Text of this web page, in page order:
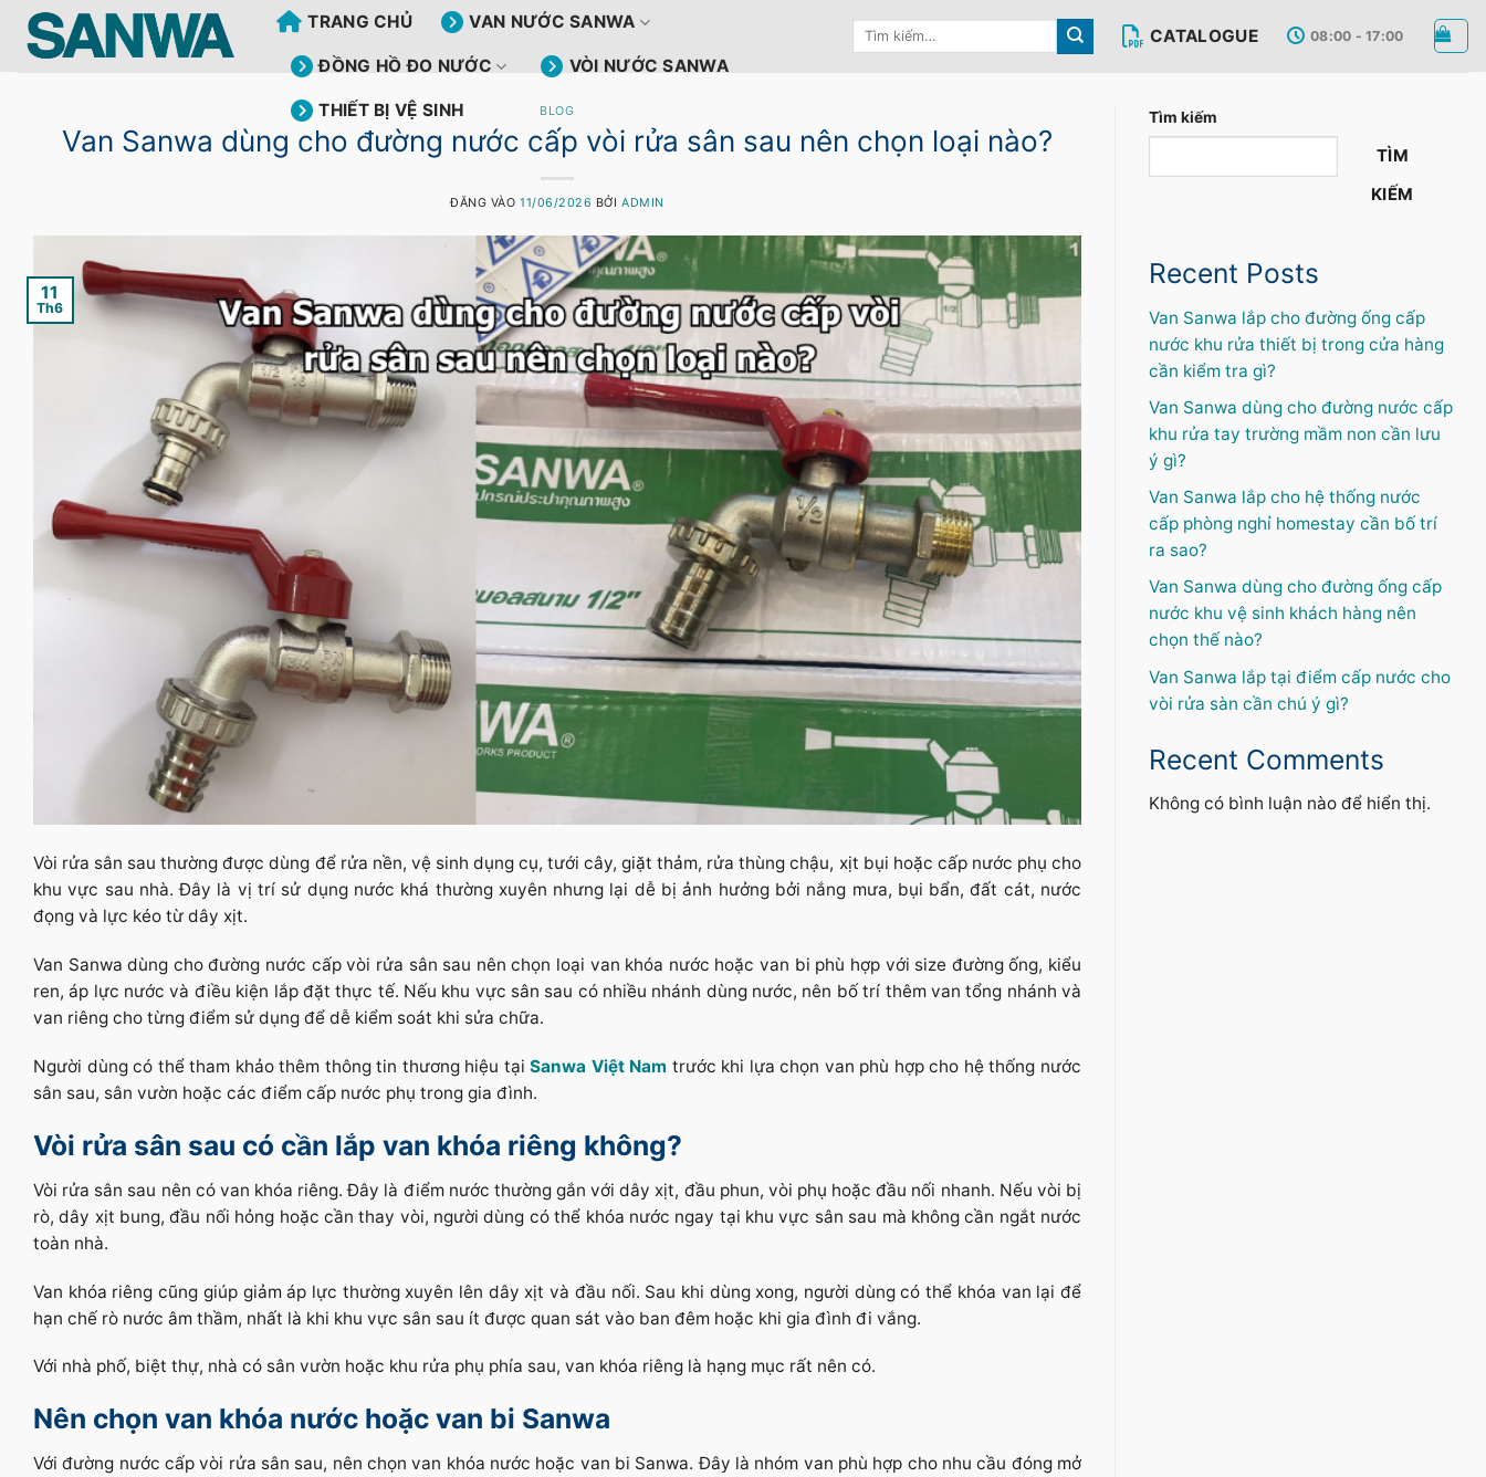
qua
TRANG CHỦ VAN NƯỚC SANWA
ĐỒNG HỒ ĐO NƯỚC VÒI NƯỚC SANWA
THIẾT BỊ VỆ SINH
Tìm
CATALOGUE 08:00 - 17:00
BLOG
Van Sanwa dùng cho đường nước cấp vòi rửa sân sau nên chọn loại nào?
ĐĂNG VÀO11/06/2026 BỞIADMIN
11
Th6
Vòi rửa sân sau thường được dùng để rửa nền, vệ sinh dụng cụ, tưới cây, giặt thảm, rửa thùng chậu, xịt bụi hoặc cấp nước phụ cho
khu vực sau nhà. Đây là vị trí sử dụng nước khá thường xuyên nhưng lại dễ bị ảnh hưởng bởi nắng mưa, bụi bẩn, đất cát, nước
đọng và lực kéo từ dây xịt.
Van Sanwa dùng cho đường nước cấp vòi rửa sân sau nên chọn loại van khóa nước hoặc van bi phù hợp với size đường ống, kiểu
ren, áp lực nước và điều kiện lắp đặt thực tế. Nếu khu vực sân sau có nhiều nhánh dùng nước, nên bố trí thêm van tổng nhánh và
van riêng cho từng điểm sử dụng để dễ kiểm soát khi sửa chữa.
Người dùng có thể tham khảo thêm thông tin thương hiệu tạiSanwa Việt Nam trước khi lựa chọn van phù hợp cho hệ thống nước
sân sau, sân vườn hoặc các điểm cấp nước phụ trong gia đình.
Vòi rửa sân sau có cần lắp van khóa riêng không?
Vòi rửa sân sau nên có van khóa riêng. Đây là điểm nước thường gắn với dây xịt, đầu phun, vòi phụ hoặc đầu nối nhanh. Nếu vòi bị
rò, dây xịt bung, đầu nối hỏng hoặc cần thay vòi, người dùng có thể khóa nước ngay tại khu vực sân sau mà không cần ngắt nước
toàn nhà.
Van khóa riêng cũng giúp giảm áp lực thường xuyên lên dây xịt và đầu nối. Sau khi dùng xong, người dùng có thể khóa van lại để
hạn chế rò nước âm thầm, nhất là khi khu vực sân sau ít được quan sát vào ban đêm hoặc khi gia đình đi vắng.
Với nhà phố, biệt thự, nhà có sân vườn hoặc khu rửa phụ phía sau, van khóa riêng là hạng mục rất nên có.
Nên chọn van khóa nước hoặc van bi Sanwa
Với đường nước cấp vòi rửa sân sau, nên chọn van khóa nước hoặc van bi Sanwa. Đây là nhóm van phù hợp cho nhu cầu đóng mở
Tìm kiếm
TÌM
KIẾM
Recent Posts
Van Sanwa lắp cho đường ống cấp
nước khu rửa thiết bị trong cửa hàng
cần kiểm tra gì?
Van Sanwa dùng cho đường nước cấp
khu rửa tay trường mầm non cần lưu
ý gì?
Van Sanwa lắp cho hệ thống nước
cấp phòng nghỉ homestay cần bố trí
ra sao?
Van Sanwa dùng cho đường ống cấp
nước khu vệ sinh khách hàng nên
chọn thế nào?
Van Sanwa lắp tại điểm cấp nước cho
vòi rửa sàn cần chú ý gì?
Recent Comments
Không có bình luận nào để hiển thị.